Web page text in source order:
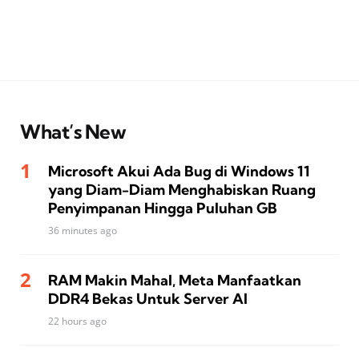
What’s New
Microsoft Akui Ada Bug di Windows 11
yang Diam-Diam Menghabiskan Ruang
Penyimpanan Hingga Puluhan GB
36 minutes ago
RAM Makin Mahal, Meta Manfaatkan
DDR4 Bekas Untuk Server AI
22 hours ago